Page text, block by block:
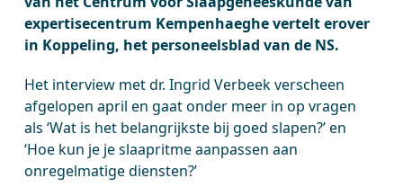
expertisecentrum Kempenhaeghe vertelt erover
in Koppeling, het personeelsblad van de NS.
Het interview met dr. Ingrid Verbeek verscheen
afgelopen april en gaat onder meer in op vragen
als ‘Wat is het belangrijkste bij goed slapen?’ en
‘Hoe kun je je slaapritme aanpassen aan
onregelmatige diensten?’